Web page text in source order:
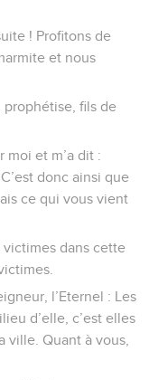
! Profitons de
et nous
fils de
moi et m’a dit :
donc ainsi que
ce qui vous vient
dans cette
l’Eternel : Les
d’elle, c’est elles
ville. Quant à vous,